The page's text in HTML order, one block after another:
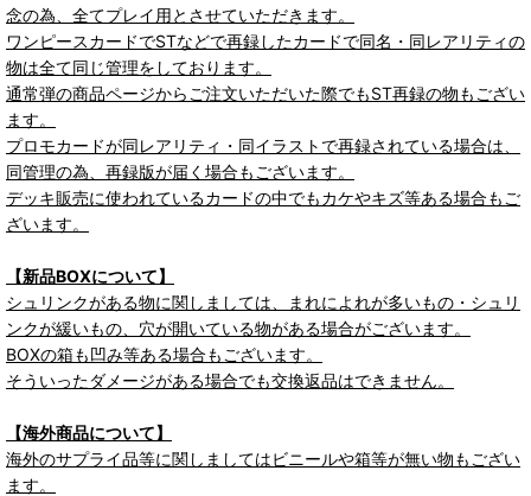
念の為、全てプレイ用とさせていただきます。
ワンピースカードでSTなどで再録したカードで同名・同レアリティの
物は全て同じ管理をしております。
通常弾の商品ページからご注文いただいた際でもST再録の物もござい
ます。
プロモカードが同レアリティ・同イラストで再録されている場合は、
同管理の為、再録版が届く場合もございます。
デッキ販売に使われているカードの中でもカケやキズ等ある場合もご
ざいます。
【新品BOXについて】
シュリンクがある物に関しましては、まれによれが多いもの・シュリ
ンクが緩いもの、穴が開いている物がある場合がございます。
BOXの箱も凹み等ある場合もございます。
そういったダメージがある場合でも交換返品はできません。
【海外商品について】
海外のサプライ品等に関しましてはビニールや箱等が無い物もござい
ます。